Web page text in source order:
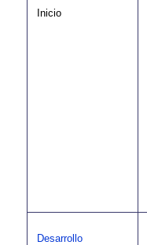
Inicio
Desarrollo